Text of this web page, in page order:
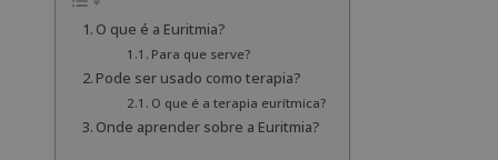
O que é a Euritmia?
Para que serve?
Pode ser usado como terapia?
O que é a terapia eurítmica?
Onde aprender sobre a Euritmia?